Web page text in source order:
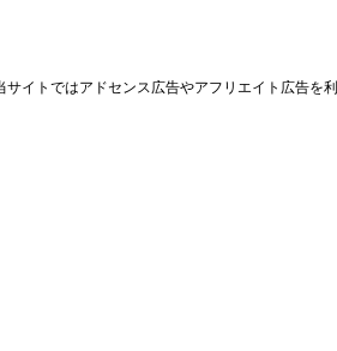
サイトではアドセンス広告やアフリエイト広告を